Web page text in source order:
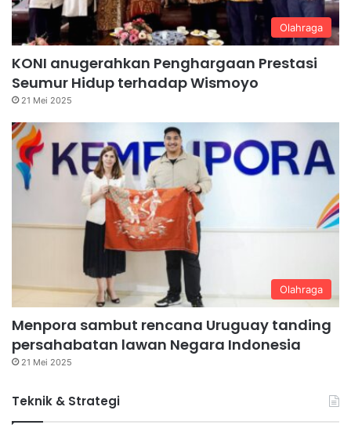
Olahraga
KONI anugerahkan Penghargaan Prestasi
Seumur Hidup terhadap Wismoyo
21 Mei 2025
Olahraga
Menpora sambut rencana Uruguay tanding
persahabatan lawan Negara Indonesia
21 Mei 2025
Teknik & Strategi